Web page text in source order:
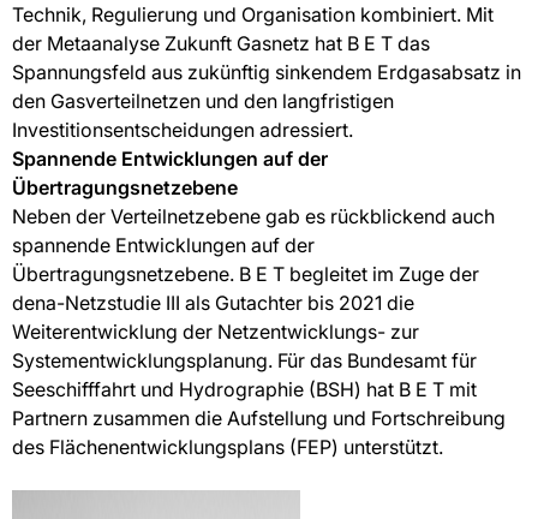
Technik, Regulierung und Organisation kombiniert. Mit
der Metaanalyse Zukunft Gasnetz hat B E T das
Spannungsfeld aus zukünftig sinkendem Erdgasabsatz in
den Gasverteilnetzen und den langfristigen
Investitionsentscheidungen adressiert.
Spannende Entwicklungen auf der
Übertragungsnetzebene
Neben der Verteilnetzebene gab es rückblickend auch
spannende Entwicklungen auf der
Übertragungsnetzebene. B E T begleitet im Zuge der
dena-Netzstudie III als Gutachter bis 2021 die
Weiterentwicklung der Netzentwicklungs- zur
Systementwicklungsplanung. Für das Bundesamt für
Seeschifffahrt und Hydrographie (BSH) hat B E T mit
Partnern zusammen die Aufstellung und Fortschreibung
des Flächenentwicklungsplans (FEP) unterstützt.